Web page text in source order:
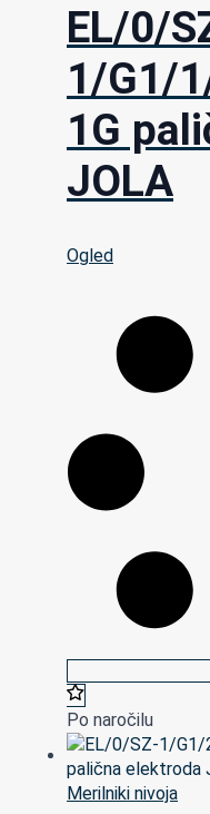
EL/0/
1/G1/
1G
JOLA
Ogled
Po naročilu
Merilniki nivoja